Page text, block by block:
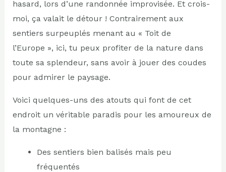
hasard, lors d’une randonnée improvisée. Et crois-
moi, ça valait le détour ! Contrairement aux
sentiers surpeuplés menant au « Toit de
l’Europe », ici, tu peux profiter de la nature dans
toute sa splendeur, sans avoir à jouer des coudes
pour admirer le paysage.
Voici quelques-uns des atouts qui font de cet
endroit un véritable paradis pour les amoureux de
la montagne :
Des sentiers bien balisés mais peu
fréquentés